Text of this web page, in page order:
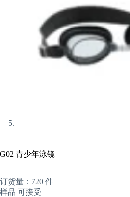
G02 青少年泳镜
订货量：720 件
样品 可接受